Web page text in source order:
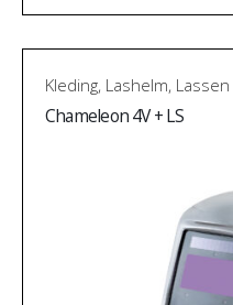
Kleding, Lashelm, Lassen
Chameleon 4V + LS